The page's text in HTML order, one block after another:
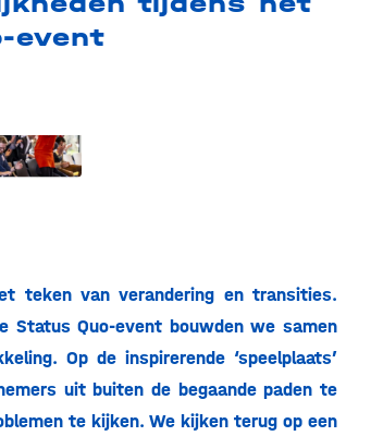
event
teken van verandering en transities.
Status Quo-event bouwden we samen
Op de inspirerende ‘speelplaats’
uit buiten de begaande paden te
te kijken. We kijken terug op een